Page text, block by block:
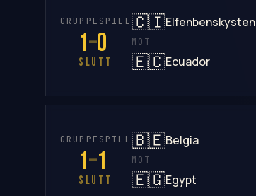
GRUPPESPILL
1–0
SLUTT
🇨🇮Elfenbenskysten
MOT
🇪🇨Ecuador
GRUPPESPILL
1–1
SLUTT
🇧🇪Belgia
MOT
🇪🇬Egypt